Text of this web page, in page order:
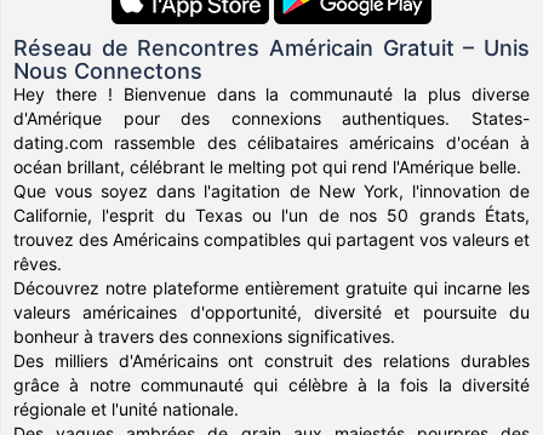
Réseau de Rencontres Américain Gratuit – Unis
Nous Connectons
Hey there ! Bienvenue dans la communauté la plus diverse
d'Amérique pour des connexions authentiques. States-
dating.com rassemble des célibataires américains d'océan à
océan brillant, célébrant le melting pot qui rend l'Amérique belle.
Que vous soyez dans l'agitation de New York, l'innovation de
Californie, l'esprit du Texas ou l'un de nos 50 grands États,
trouvez des Américains compatibles qui partagent vos valeurs et
rêves.
Découvrez notre plateforme entièrement gratuite qui incarne les
valeurs américaines d'opportunité, diversité et poursuite du
bonheur à travers des connexions significatives.
Des milliers d'Américains ont construit des relations durables
grâce à notre communauté qui célèbre à la fois la diversité
régionale et l'unité nationale.